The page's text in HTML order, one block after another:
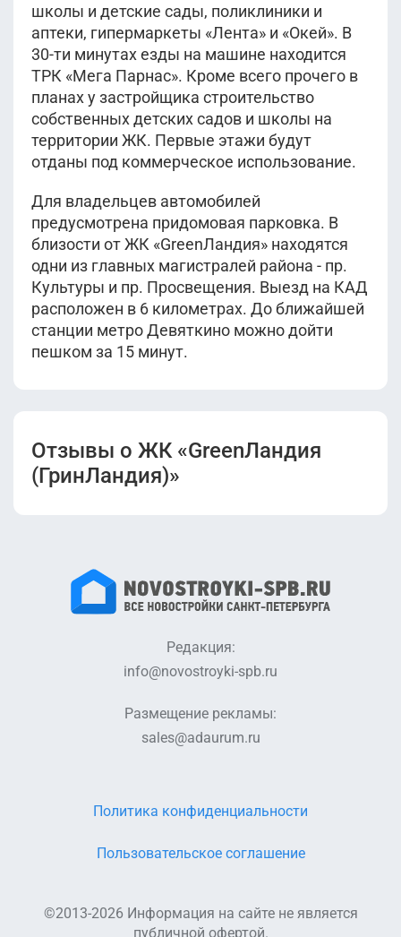
школы и детские сады, поликлиники и
аптеки, гипермаркеты «Лента» и «Окей». В
30-ти минутах езды на машине находится
ТРК «Мега Парнас». Кроме всего прочего в
планах у застройщика строительство
собственных детских садов и школы на
территории ЖК. Первые этажи будут
отданы под коммерческое использование.
Для владельцев автомобилей
предусмотрена придомовая парковка. В
близости от ЖК «GreenЛандия» находятся
одни из главных магистралей района - пр.
Культуры и пр. Просвещения. Выезд на КАД
расположен в 6 километрах. До ближайшей
станции метро Девяткино можно дойти
пешком за 15 минут.
Отзывы о ЖК «GreenЛандия
(ГринЛандия)»
Редакция:
info@novostroyki-spb.ru
Размещение рекламы:
sales@adaurum.ru
©2013-2026 Информация на сайте не является
публичной офертой.
Пользовательское соглашение
Политика конфиденциальности